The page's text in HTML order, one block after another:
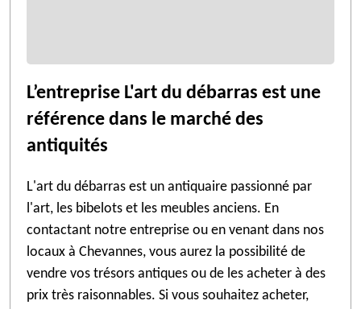
L’entreprise L'art du débarras est une
référence dans le marché des
antiquités
L'art du débarras est un antiquaire passionné par
l'art, les bibelots et les meubles anciens. En
contactant notre entreprise ou en venant dans nos
locaux à Chevannes, vous aurez la possibilité de
vendre vos trésors antiques ou de les acheter à des
prix très raisonnables. Si vous souhaitez acheter,